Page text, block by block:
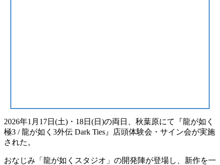
2026年1月17日(土)・18日(日)の両日、秋葉原にて
『龍が如く
極3 / 龍が如く3外伝 Dark Ties』店頭体験会・サイン会が実施
された。
おなじみ 「龍が如くスタジオ」の開発陣が登場し、新作を一